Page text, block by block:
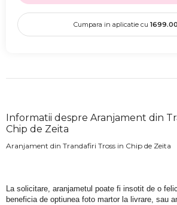
Cumpara in aplicatie cu 1699.00
Informatii despre Aranjament din
Chip de Zeita
Aranjament din Trandafiri Tross in Chip de Zeita
La solicitare, aranjametul poate fi insotit de o
beneficia de optiunea foto martor la livrare, sau